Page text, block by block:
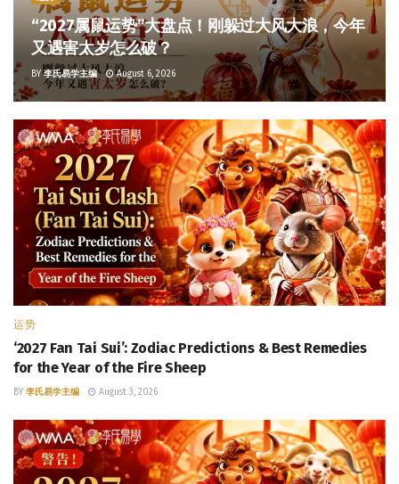
“2027属鼠运势”大盘点！刚躲过大风大浪，今年
又遇害太岁怎么破？
BY 李氏易学主编 August 6, 2026
运势
‘2027 Fan Tai Sui’: Zodiac Predictions & Best Remedies
for the Year of the Fire Sheep
BY 李氏易学主编 August 3, 2026